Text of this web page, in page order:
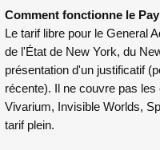
Comment fonctionne le
Le tarif libre pour le General
de l'État de New York, du
présentation d'un justificatif
récente). Il ne couvre pas
Vivarium, Invisible Worlds,
tarif plein.